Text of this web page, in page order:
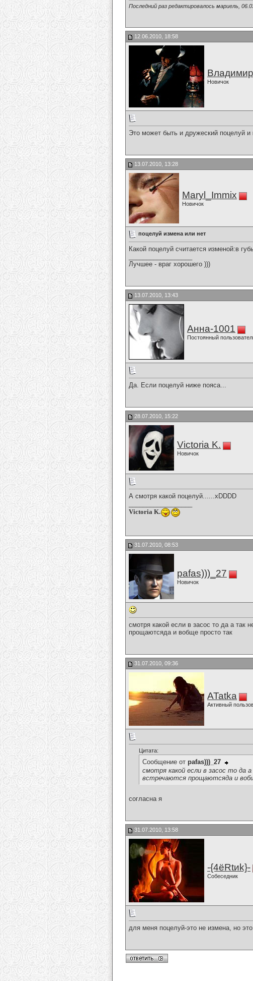
Последний раз редактировалось мариель,
12.06.2010, 18:58
Новичок
Это может быть и дружеский поцелуй
13.07.2010, 13:28
Maryl_Immix
Новичок
поцелуй измена или нет
Какой поцелуй считается изменой:в
Лучшее - враг хорошего )))
13.07.2010, 13:43
Анна-1001
Постоянный
Да. Если поцелуй ниже пояса...
28.07.2010, 15:22
Victoria K.
Новичок
А смотря какой поцелуй......xDDDD
Victoria K.
31.07.2010, 08:53
pafas)))_27
Новичок
смотря какой если в засос то да а так
прощаютсяда и вобще просто так
31.07.2010, 09:36
ATatka
Активный
Цитата:
Сообщение от pafas)))_27
смотря какой если в засос то да
встречаются прощаютсяда и
согласна я
31.07.2010, 13:58
-{4ёRtиk}-
Собеседник
для меня поцелуй-это не измена, но